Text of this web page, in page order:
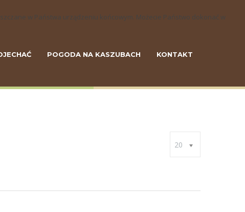
w Państwa urządzeniu końcowym. Możecie Państwo dokonać w
POGODA NA KASZUBACH KONTAKT
20